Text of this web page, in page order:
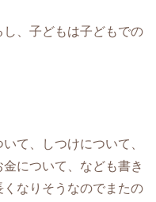
、子どもは子どもでの
て、しつけについて、
について、なども書き
なりそうなのでまたの